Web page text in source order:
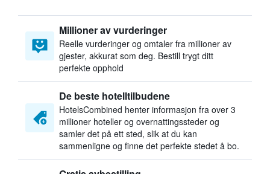
Millioner av vurderinger
Reelle vurderinger og omtaler fra millioner av
gjester, akkurat som deg. Bestill trygt ditt
perfekte opphold
De beste hotelltilbudene
HotelsCombined henter informasjon fra over 3
millioner hoteller og overnattingssteder og
samler det på ett sted, slik at du kan
sammenligne og finne det perfekte stedet å bo.